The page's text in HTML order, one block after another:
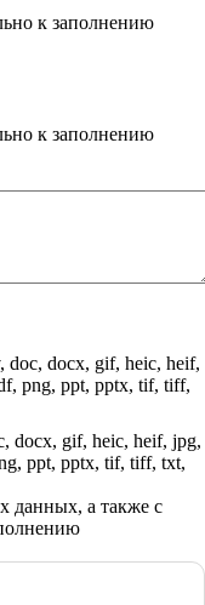
к заполнению
к заполнению
docx, gif, heic, heif,
png, ppt, pptx, tif, tiff,
docx, gif, heic, heif, jpg,
ppt, pptx, tif, tiff, txt,
данных, а также с